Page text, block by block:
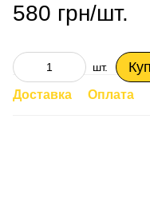
580 грн/шт.
шт.
Доставка Оплата